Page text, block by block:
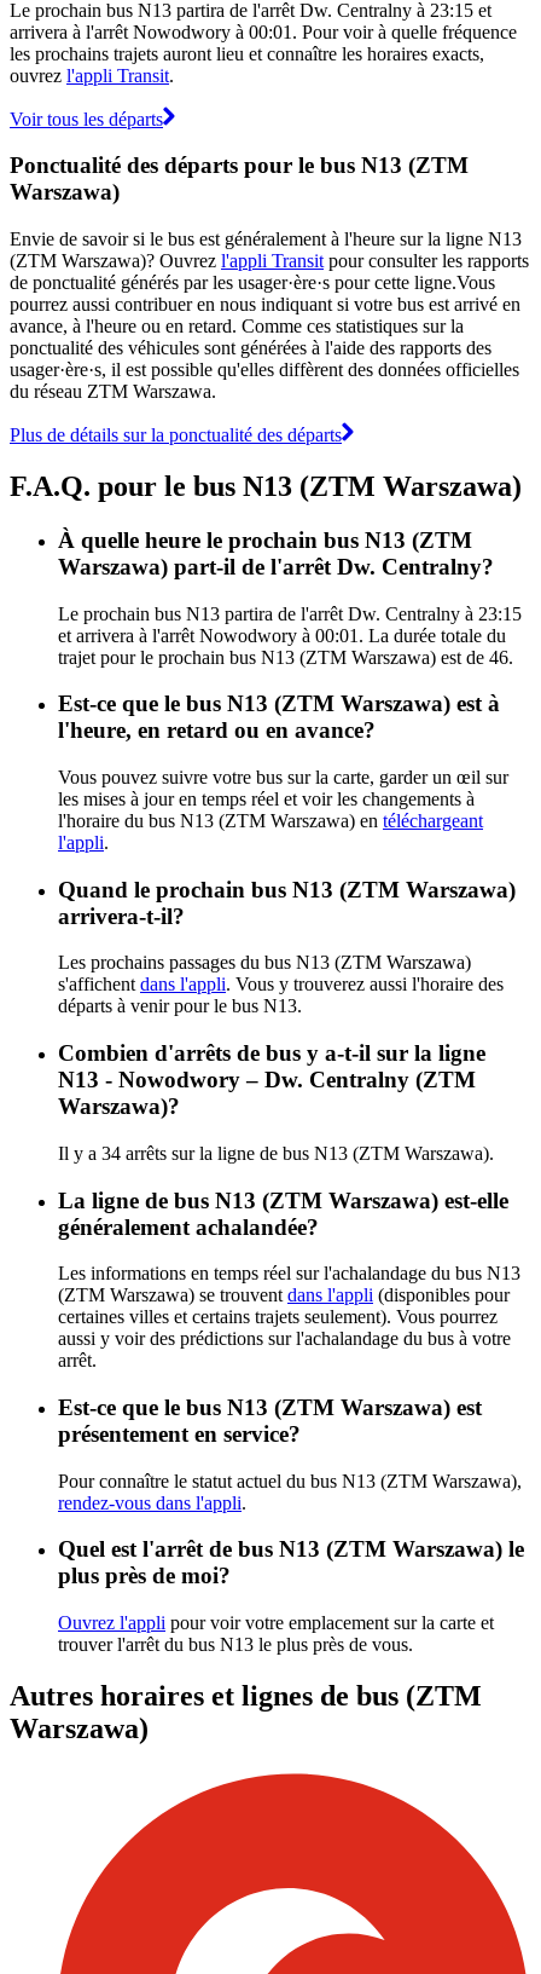
Le prochain bus N13 partira de l'arrêt Dw. Centralny à 23:15 et
arrivera à l'arrêt Nowodwory à 00:01. Pour voir à quelle fréquence
les prochains trajets auront lieu et connaître les horaires exacts,
ouvrez l'appli Transit.
Voir tous les départs
Ponctualité des départs pour le bus N13 (ZTM
Warszawa)
Envie de savoir si le bus est généralement à l'heure sur la ligne N13
(ZTM Warszawa)? Ouvrez l'appli Transit pour consulter les rapports
de ponctualité générés par les usager·ère·s pour cette ligne.Vous
pourrez aussi contribuer en nous indiquant si votre bus est arrivé en
avance, à l'heure ou en retard. Comme ces statistiques sur la
ponctualité des véhicules sont générées à l'aide des rapports des
usager·ère·s, il est possible qu'elles diffèrent des données officielles
du réseau ZTM Warszawa.
Plus de détails sur la ponctualité des départs
F.A.Q. pour le bus N13 (ZTM Warszawa)
À quelle heure le prochain bus N13 (ZTM
Warszawa) part-il de l'arrêt Dw. Centralny?
Le prochain bus N13 partira de l'arrêt Dw. Centralny à 23:15
et arrivera à l'arrêt Nowodwory à 00:01. La durée totale du
trajet pour le prochain bus N13 (ZTM Warszawa) est de 46.
Est-ce que le bus N13 (ZTM Warszawa) est à
l'heure, en retard ou en avance?
Vous pouvez suivre votre bus sur la carte, garder un œil sur
les mises à jour en temps réel et voir les changements à
l'horaire du bus N13 (ZTM Warszawa) en téléchargeant
l'appli.
Quand le prochain bus N13 (ZTM Warszawa)
arrivera-t-il?
Les prochains passages du bus N13 (ZTM Warszawa)
s'affichentdans l'appli. Vous y trouverez aussi l'horaire des
départs à venir pour le bus N13.
Combien d'arrêts de bus y a-t-il sur la ligne
N13 - Nowodwory – Dw. Centralny (ZTM
Warszawa)?
Il y a 34 arrêts sur la ligne de bus N13 (ZTM Warszawa).
La ligne de bus N13 (ZTM Warszawa) est-elle
généralement achalandée?
Les informations en temps réel sur l'achalandage du bus N13
(ZTM Warszawa) se trouvent dans l'appli (disponibles pour
certaines villes et certains trajets seulement). Vous pourrez
aussi y voir des prédictions sur l'achalandage du bus à votre
arrêt.
Est-ce que le bus N13 (ZTM Warszawa) est
présentement en service?
Pour connaître le statut actuel du bus N13 (ZTM Warszawa),
rendez-vous dans l'appli.
Quel est l'arrêt de bus N13 (ZTM Warszawa) le
plus près de moi?
Ouvrez l'appli pour voir votre emplacement sur la carte et
trouver l'arrêt du bus N13 le plus près de vous.
Autres horaires et lignes de bus (ZTM
Warszawa)